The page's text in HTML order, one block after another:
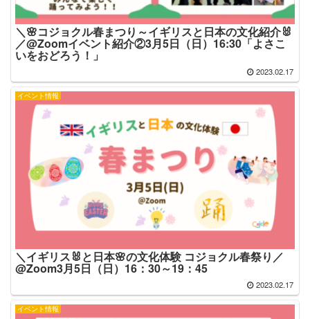
＼🌸コジョクル春まつり～イギリスと日本の文化紹介🐰
／@Zoomイベント紹介②3月5日（日）16:30「よさこ
いをおどろう！」
2023.02.17
イベント情報
＼イギリス🐰と日本🌸の文化体験 コジョクル春祭り／
@Zoom3月5日（日）16：30～19：45
2023.02.17
イベント情報